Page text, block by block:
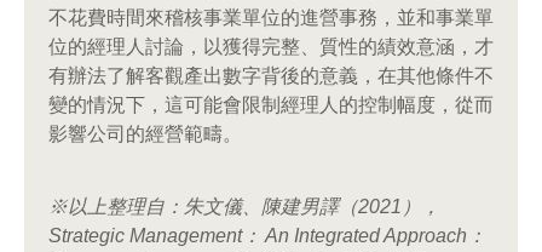
不花費時間來稽核事業單位的進營事務，並和事業單
位的經理人討論，以獲得完整、質性的績效意涵，才
有辦法了解客觀產出數字背後的意義，在其他條件不
變的情況下，這可能會限制經理人的控制幅度，從而
影響公司的經營範疇。
※以上整理自：朱文儀、陳建男譯（2021 ），
Strategic Management： An Integrated Approach ：